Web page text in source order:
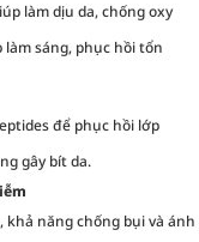
làm dịu da, chống oxy
làm sáng, phục hồi tổn
để phục hồi lớp
gây bít da.
khả năng chống bụi và ánh